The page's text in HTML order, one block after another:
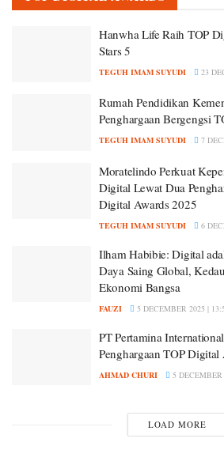
Hanwha Life Raih TOP
Stars 5
TEGUH IMAM SUYUDI 23
Rumah Pendidikan
Penghargaan Bergengsi
TEGUH IMAM SUYUDI 7
Moratelindo Perkuat
Digital Lewat Dua
Digital Awards 2025
TEGUH IMAM SUYUDI 6
Ilham Habibie: Digital
Daya Saing Global,
Ekonomi Bangsa
FAUZI 5 DECEMBER 2025 |
PT Pertamina
Penghargaan TOP
AHMAD CHURI 5
LOAD MORE